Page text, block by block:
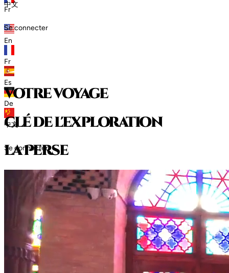
Fr
En
Fr
Es
De
中文
Se connecter
中文
Se connecter
votre voyage
clé de l'exploration
laPerse